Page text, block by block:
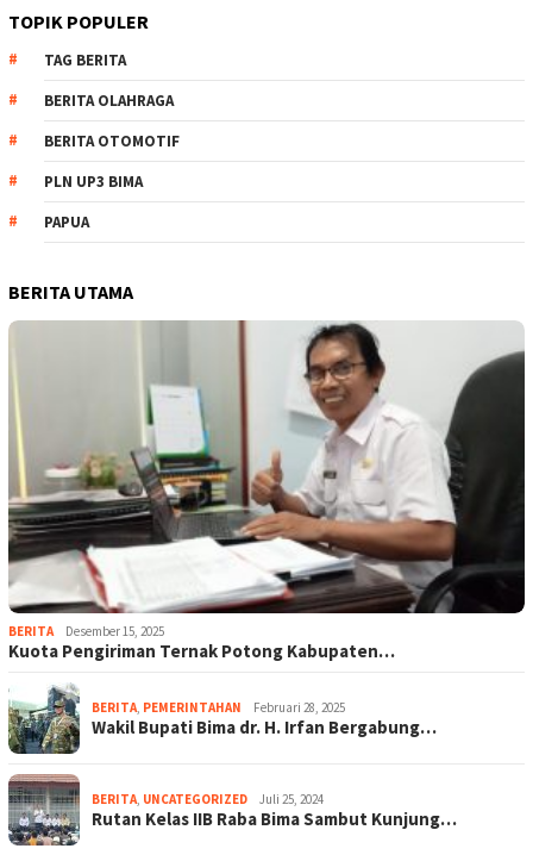
TOPIK POPULER
TAG BERITA
BERITA OLAHRAGA
BERITA OTOMOTIF
PLN UP3 BIMA
PAPUA
BERITA UTAMA
BERITA Desember 15, 2025
Kuota Pengiriman Ternak Potong Kabupaten…
BERITA PEMERINTAHAN Februari 28, 2025
Wakil Bupati Bima dr. H. Irfan Bergabung…
BERITA UNCATEGORIZED Juli 25, 2024
Rutan Kelas IIB Raba Bima Sambut Kunjung…